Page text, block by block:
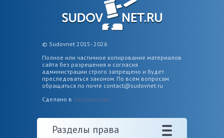
© Sudovnet 2015- 2026
Полное или частичное копирование материалов
сайта без разрешения и согласия
администрации строго запрещено и будет
преследоваться законом. По всем вопросам
обращаться по почте contact@sudovnet.ru
Сделано в SolutionsSeo
Разделы права